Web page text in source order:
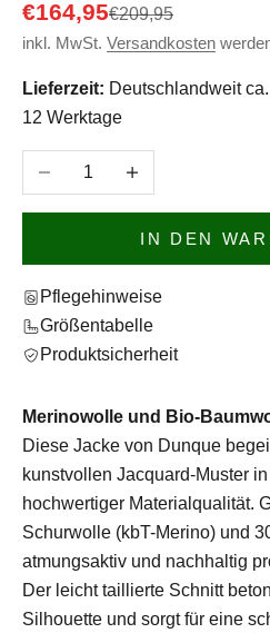
Angebot
€164,95Regulärer Preis
€209,95
inkl. MwSt. Versandkosten
Lieferzeit: Deutschlandweit
12 Werktage
Anzahl verringernAnzahl erhöhen
IN DEN
Pflegehinweise
Größentabelle
Produktsicherheit
Merinowolle und Bio-
Diese Jacke von Dunque
kunstvollen Jacquard-Muster
hochwertiger Materialqualität.
Schurwolle (kbT-Merino) und
atmungsaktiv und nachhaltig
Der leicht taillierte Schnitt
Silhouette und sorgt für eine